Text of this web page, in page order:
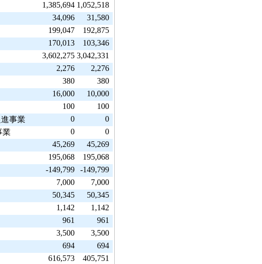
1,385,694 1,052,518
34,096
31,580
199,047
192,875
170,013
103,346
3,602,275 3,042,331
2,276
2,276
380
380
16,000
10,000
100
100
事業
0
0
業
0
0
45,269
45,269
195,068
195,068
-149,799
-149,799
7,000
7,000
50,345
50,345
1,142
1,142
961
961
3,500
3,500
694
694
616,573
405,751